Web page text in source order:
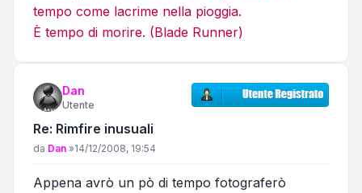
tempo come lacrime nella pioggia.
È tempo di morire. (Blade Runner)
Dan
Utente
Re: Rimfire inusuali
Messaggio
da Dan »14/12/2008, 19:54
Appena avrò un pò di tempo fotograferò